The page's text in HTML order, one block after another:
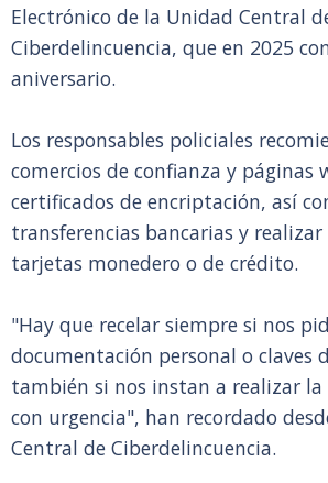
Electrónico de la Unidad Central
Ciberdelincuencia, que en 2025
aniversario.
Los responsables policiales
comercios de confianza y páginas
certificados de encriptación, así
transferencias bancarias y realizar
tarjetas monedero o de crédito.
"Hay que recelar siempre si nos
documentación personal o claves
también si nos instan a realizar
con urgencia", han recordado
Central de Ciberdelincuencia.